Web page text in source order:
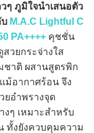
ๆ ภูมิใจนำเสนอตัว
M.A.C Lightful C
PA++++ คุชชั่น
สวยกระจ่างใส
ชาติ ผสานสูตรพิก
ม้อากาศร้อน จึง
ยอำพรางจุด
งๆ เหมาะสำหรับ
ทั้งยังควบคุมความ